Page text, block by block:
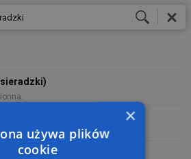
sieradzki)
stara karczma
×
używa plików
cookie